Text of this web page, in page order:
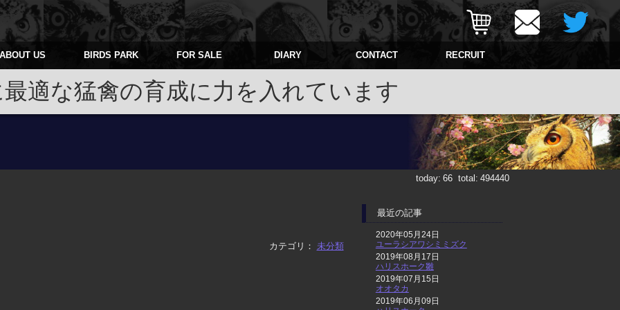
ABOUT US BIRDS PARK FOR SALE DIARY CONTACT RECRUIT
適な猛禽の育成に力を入れています
today: 66 total: 494440
カテゴリ： 未分類
最近の記事
2020年05月24日
ユーラシアワシミミズク
2019年08月17日
ハリスホーク雛
2019年07月15日
オオタカ
2019年06月09日